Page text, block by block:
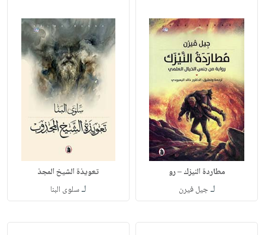
مطاردة النيزك – رو
لـجيل فيرن
تعويذة الشيخ المجذ
لـسلوى البنا